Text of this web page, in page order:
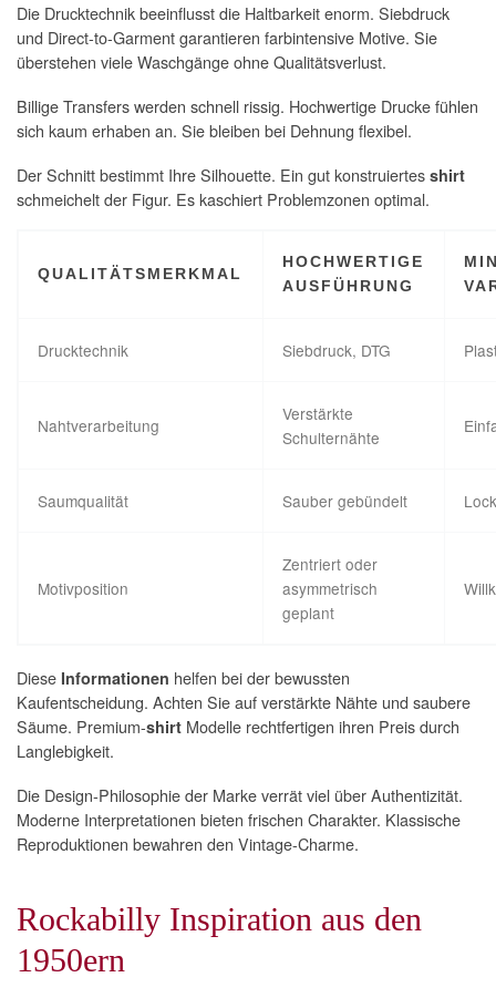
Die Drucktechnik beeinflusst die Haltbarkeit enorm. Siebdruck
und Direct-to-Garment garantieren farbintensive Motive. Sie
überstehen viele Waschgänge ohne Qualitätsverlust.
Billige Transfers werden schnell rissig. Hochwertige Drucke fühlen
sich kaum erhaben an. Sie bleiben bei Dehnung flexibel.
Der Schnitt bestimmt Ihre Silhouette. Ein gut konstruiertes shirt
schmeichelt der Figur. Es kaschiert Problemzonen optimal.
QUALITÄTSMERKMAL
HOCHWERTIGE
AUSFÜHRUNG
Drucktechnik Siebdruck, DTG
Nahtverarbeitung
Verstärkte
Schulternähte
Saumqualität Sauber gebündelt
Motivposition
Zentriert oder
asymmetrisch
geplant
Diese Informationen helfen bei der bewussten
Kaufentscheidung. Achten Sie auf verstärkte Nähte und saubere
Säume. Premium-shirt Modelle rechtfertigen ihren Preis durch
Langlebigkeit.
Die Design-Philosophie der Marke verrät viel über Authentizität.
Moderne Interpretationen bieten frischen Charakter. Klassische
Reproduktionen bewahren den Vintage-Charme.
Rockabilly Inspiration aus den
1950ern